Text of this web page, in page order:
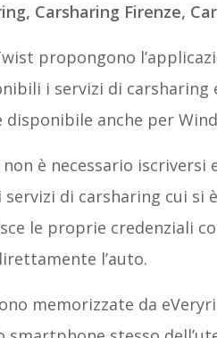
Carsharing Firenze,
propongono
i servizi di
disponibile anche per
non è necessario
di carsharing cui si
le proprie credenziali
l’auto.
memorizzate da